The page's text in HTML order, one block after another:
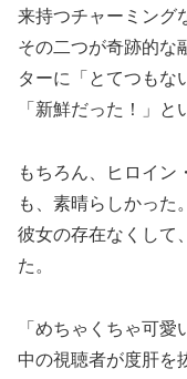
来持つチャーミング
その二つが奇跡的な
ターに「とてつもな
「新鮮だった！」と
もちろん、ヒロイン
も、素晴らしかった。
彼女の存在なくして
た。
「めちゃくちゃ可
中の視聴者が度肝を